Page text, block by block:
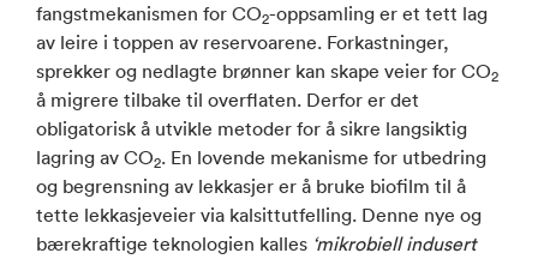
fangstmekanismen for CO2-oppsamling er et tett lag
av leire i toppen av reservoarene. Forkastninger,
sprekker og nedlagte brønner kan skape veier for CO2
å migrere tilbake til overflaten. Derfor er det
obligatorisk å utvikle metoder for å sikre langsiktig
lagring av CO2. En lovende mekanisme for utbedring
og begrensning av lekkasjer er å bruke biofilm til å
tette lekkasjeveier via kalsittutfelling. Denne nye og
bærekraftige teknologien kalles ‘mikrobiell indusert